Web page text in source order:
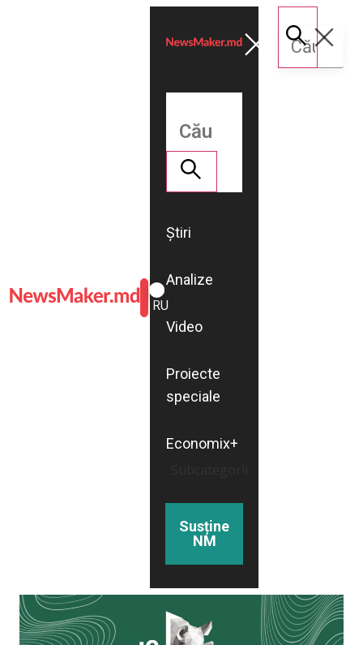
ROMÂNĂ
RU
Știri
Analize
Video
Proiecte
speciale
Economix+
Susține
NM